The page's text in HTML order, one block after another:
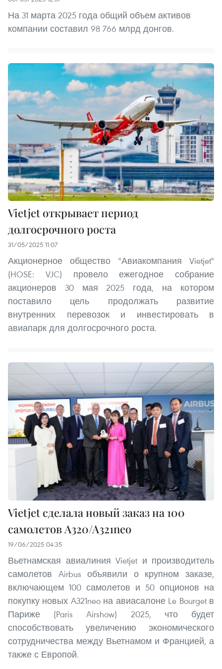
На 31 марта 2025 года общий объем активов
компании составил 98 766 млрд донгов.
Vietjet открывает период
долгосрочного роста
31/05/2025 11:07
Акционерное общество "Авиакомпания Vietjet"
(HOSE: VJC) провело ежегодное собрание
акционеров 30 мая 2025 года, на котором
поставило цель продолжать развитие
внутренних перевозок и инвестировать в
авиапарк для долгосрочного роста.
Vietjet сделала новый заказ на 100
самолетов A320/A321neo
19/06/2025 04:35
Вьетнамская авиалиния Vietjet и производитель
самолетов Airbus объявили о крупном заказе,
включающем 100 самолетов и 50 опционов на
покупку новых A321neo на авиасалоне Le Bourget в
Париже (Paris Airshow) 2025, что будет
способствовать увеличению экономического
сотрудничества между Вьетнамом и Францией, а
также с Европой.